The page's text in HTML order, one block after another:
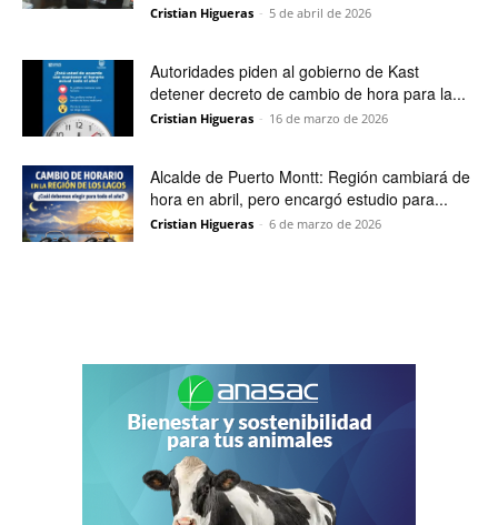
Cristian Higueras - 5 de abril de 2026
Autoridades piden al gobierno de Kast
detener decreto de cambio de hora para la...
Cristian Higueras - 16 de marzo de 2026
Alcalde de Puerto Montt: Región cambiará de
hora en abril, pero encargó estudio para...
Cristian Higueras - 6 de marzo de 2026